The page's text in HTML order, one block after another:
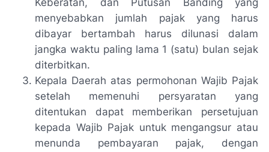
Keberatan, dan Putusan Banding yang
menyebabkan jumlah pajak yang harus
dibayar bertambah harus dilunasi dalam
jangka waktu paling lama 1 (satu) bulan sejak
diterbitkan.
Kepala Daerah atas permohonan Wajib Pajak
setelah memenuhi persyaratan yang
ditentukan dapat memberikan persetujuan
kepada Wajib Pajak untuk mengangsur atau
menunda pembayaran pajak, dengan